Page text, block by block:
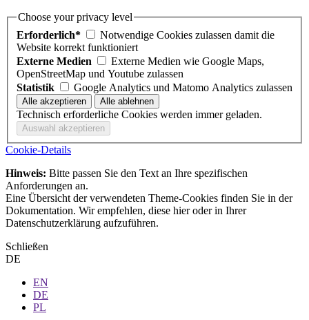
Choose your privacy level
Erforderlich*
Notwendige Cookies zulassen damit die
Website korrekt funktioniert
Externe Medien
Externe Medien wie Google Maps,
OpenStreetMap und Youtube zulassen
Statistik
Google Analytics und Matomo Analytics zulassen
Technisch erforderliche Cookies werden immer geladen.
Cookie-Details
Hinweis: Bitte passen Sie den Text an Ihre spezifischen
Anforderungen an.
Eine Übersicht der verwendeten Theme-Cookies finden Sie in der
Dokumentation. Wir empfehlen, diese hier oder in Ihrer
Datenschutzerklärung aufzuführen.
Schließen
DE
EN
DE
PL